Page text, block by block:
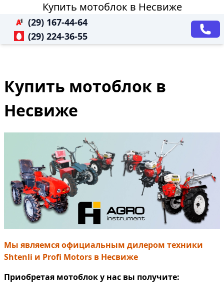
Купить мотоблок в Несвиже
(29) 167-44-64
(29) 224-36-55
Купить мотоблок в
Несвиже
Мы являемся официальным дилером техники
Shtenli и Profi Motors в Несвиже
Приобретая мотоблок у нас вы получите: